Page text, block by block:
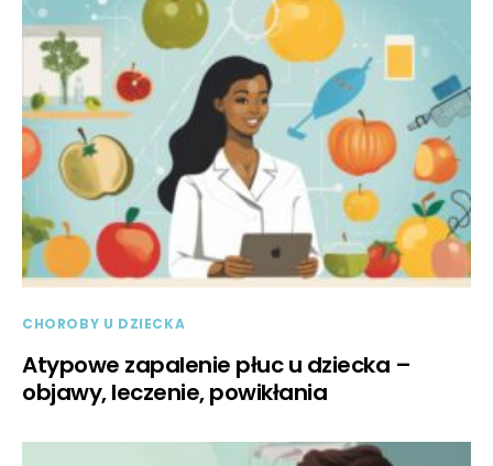
CHOROBY U DZIECKA
Atypowe zapalenie płuc u dziecka –
objawy, leczenie, powikłania